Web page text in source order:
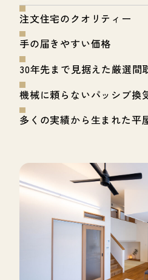
注文住宅のクオリティー
手の届きやすい価格
30年先まで見据えた厳選間
機械に頼らないパッシブ換
多くの実績から生まれた平